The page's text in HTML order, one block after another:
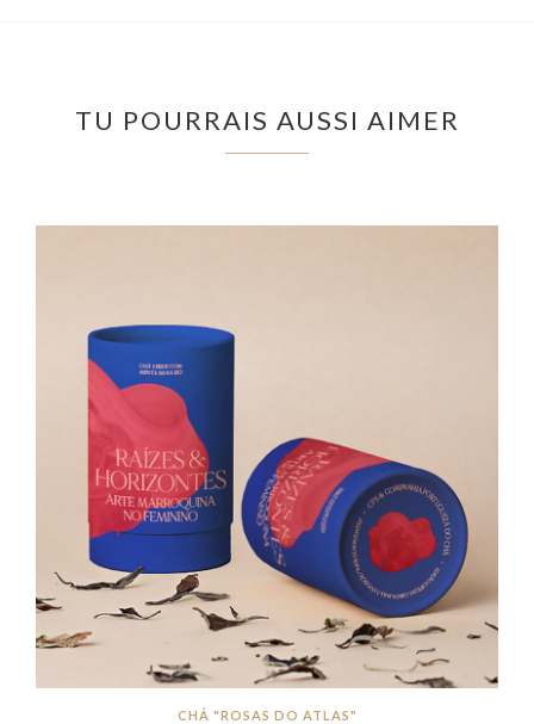
TU POURRAIS AUSSI AIMER
CHÁ "ROSAS DO ATLAS"